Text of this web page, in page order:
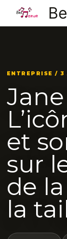
contenu
ENTREPRISE /
et
sur
de
la